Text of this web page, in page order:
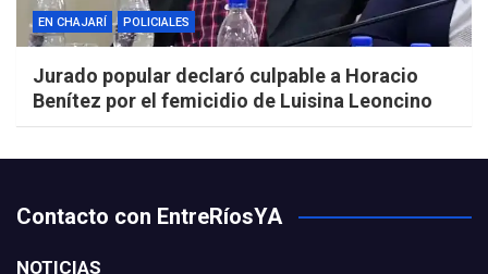
EN CHAJARÍ POLICIALES
Jurado popular declaró culpable a Horacio
Benítez por el femicidio de Luisina Leoncino
Contacto con EntreRíosYA
NOTICIAS